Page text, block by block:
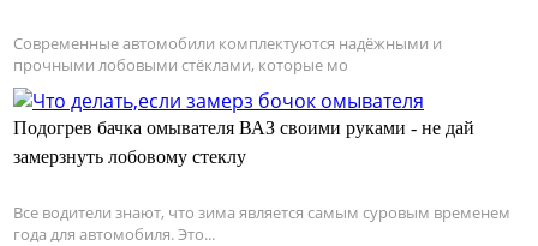
Современные автомобили комплектуются надёжными и
прочными лобовыми стёклами, которые мо
Подогрев бачка омывателя ВАЗ своими руками - не дай
замерзнуть лобовому стеклу
Все водители знают, что зима является самым суровым временем
года для автомобиля. Это...